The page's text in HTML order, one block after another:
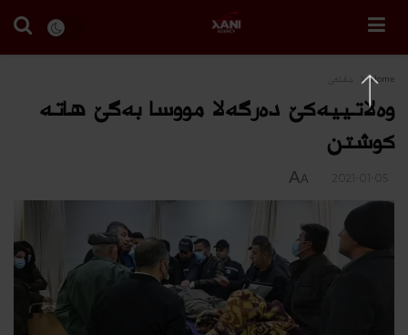
Home جڤاكی
وەلاتییەکێ دەرگەلا مووسا بەگێ ھاتە
کوشتن
A
A